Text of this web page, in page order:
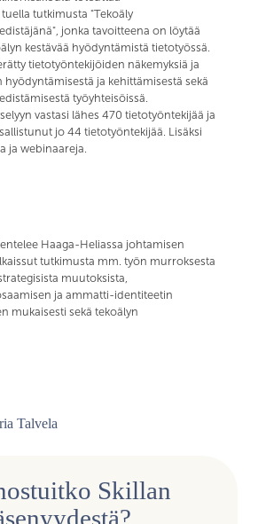
tutkimusta "Tekoäly
jonka tavoitteena on löytää
kestävää hyödyntämistä tietotyössä.
tietotyöntekijöiden näkemyksiä ja
hyödyntämisestä ja kehittämisestä sekä
työyhteisöissä.
vastasi lähes 470 tietotyöntekijää ja
jo 44 tietotyöntekijää. Lisäksi
ja webinaareja.
Haaga-Heliassa johtamisen
tutkimusta mm. työn murroksesta
muutoksista,
ja ammatti-identiteetin
mukaisesti sekä tekoälyn
Talvela
Skillan